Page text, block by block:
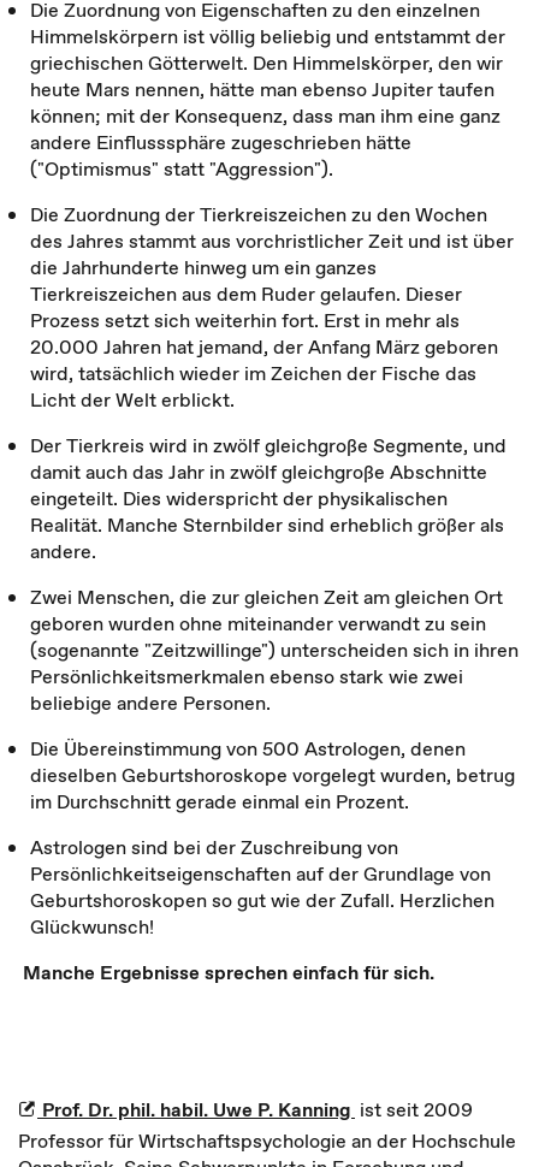
Die Zuordnung von Eigenschaften zu den einzelnen
Himmelskörpern ist völlig beliebig und entstammt der
griechischen Götterwelt. Den Himmelskörper, den wir
heute Mars nennen, hätte man ebenso Jupiter taufen
können; mit der Konsequenz, dass man ihm eine ganz
andere Einflusssphäre zugeschrieben hätte
("Optimismus" statt "Aggression").
Die Zuordnung der Tierkreiszeichen zu den Wochen
des Jahres stammt aus vorchristlicher Zeit und ist über
die Jahrhunderte hinweg um ein ganzes
Tierkreiszeichen aus dem Ruder gelaufen. Dieser
Prozess setzt sich weiterhin fort. Erst in mehr als
20.000 Jahren hat jemand, der Anfang März geboren
wird, tatsächlich wieder im Zeichen der Fische das
Licht der Welt erblickt.
Der Tierkreis wird in zwölf gleichgroße Segmente, und
damit auch das Jahr in zwölf gleichgroße Abschnitte
eingeteilt. Dies widerspricht der physikalischen
Realität. Manche Sternbilder sind erheblich größer als
andere.
Zwei Menschen, die zur gleichen Zeit am gleichen Ort
geboren wurden ohne miteinander verwandt zu sein
(sogenannte "Zeitzwillinge") unterscheiden sich in ihren
Persönlichkeitsmerkmalen ebenso stark wie zwei
beliebige andere Personen.
Die Übereinstimmung von 500 Astrologen, denen
dieselben Geburtshoroskope vorgelegt wurden, betrug
im Durchschnitt gerade einmal ein Prozent.
Astrologen sind bei der Zuschreibung von
Persönlichkeitseigenschaften auf der Grundlage von
Geburtshoroskopen so gut wie der Zufall. Herzlichen
Glückwunsch!
Manche Ergebnisse sprechen einfach für sich.
Prof. Dr. phil. habil. Uwe P. Kanning ist seit 2009
Professor für Wirtschaftspsychologie an der Hochschule